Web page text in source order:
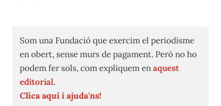
Som una Fundació que exercim el periodisme
en obert, sense murs de pagament. Però no ho
podem fer sols, com expliquem enaquest
editorial.
Clica aquí i ajuda'ns!